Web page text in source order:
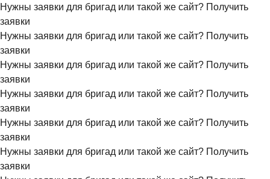
Нужны заявки для бригад или такой же сайт? Получить
заявки
Нужны заявки для бригад или такой же сайт? Получить
заявки
Нужны заявки для бригад или такой же сайт? Получить
заявки
Нужны заявки для бригад или такой же сайт? Получить
заявки
Нужны заявки для бригад или такой же сайт? Получить
заявки
Нужны заявки для бригад или такой же сайт? Получить
заявки